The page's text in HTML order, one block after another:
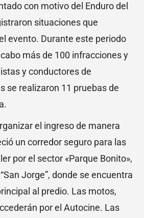
con motivo del Enduro del
situaciones que
evento. Durante este periodo
más de 100 infracciones y
y conductores de
se realizaron 11 pruebas de
el ingreso de manera
un corredor seguro para las
por el sector «Parque Bonito»,
Jorge”, donde se encuentra
al predio. Las motos,
por el Autocine. Las